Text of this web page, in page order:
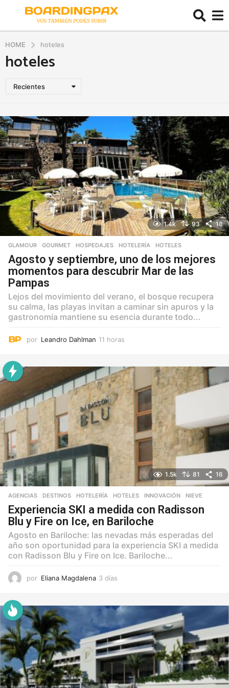
HOME hoteles
hoteles
Recientes
1.4k 93 18
GLAMOUR ,GOURMET ,HOSPEDAJES ,HOTELERÍA ,HOTELES
Agosto y septiembre, uno de los mejores
momentos para descubrir Mar de las
Pampas
Lejos del movimiento del verano, el bosque recupera
su calma, las playas invitan a caminar sin apuros y la
gastronomía mantiene su esencia durante todo...
por Leandro Dahlman 11 horas
o
r
1.5k 81 16
AGENCIAS ,DESTINOS ,HOTELERÍA ,HOTELES ,INNOVACIÓN ,NIEVE
Experiencia SKI a medida con Radisson
Blu y Fire on Ice, en Bariloche
Agosto en Bariloche: las nevadas más esperadas del
año son oportunidad para la experiencia SKI a medida
con Radisson Blu y Fire on Ice. Bariloche...
por Eliana Magdalena 3 días
a
s